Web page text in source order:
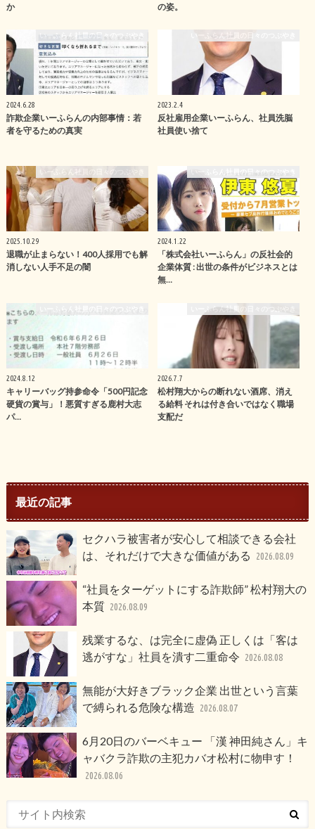
か
の姿。
いーふらん社員の日々のつぶやき
2024.6.28
詐欺企業いーふらんの内部事情：若
者を守るための真実
いーふらん社員の日々のつぶやき
2023.2.4
反社雇用企業いーふらん、社員洗脳
社員使い捨て
いーふらん社員の日々のつぶやき
2025.10.29
退職が止まらない！400人採用でも解
消しない人手不足の闇
いーふらん社員の日々のつぶやき
2024.1.22
「株式会社いーふらん」の反社会的
企業体質 : 出世の条件がビジネスとは
無…
いーふらん社員の日々のつぶやき
2024.8.12
キャリーバッグ持参命令「500円記念
硬貨の賞与」！悪質すぎる鹿村大志
パ…
いーふらん社員の日々のつぶやき
2026.7.7
松村翔大からの断れない酒席、消え
る給料 それは付き合いではなく職場
支配だ
最近の記事
セクハラ被害者が安心して相談できる会社
は、それだけで大きな価値がある
2026.08.09
“社員をターゲットにする詐欺師” 松村翔大の
本質 2026.08.09
残業するな、は完全に虚偽 正しくは「客は
逃がすな」社員を潰す二重命令 2026.08.08
無能が大好きブラック企業 出世という言葉
で縛られる危険な構造 2026.08.07
6月20日のバーベキュー 「漢 神田純さん」キ
ャバクラ詐欺の主犯カバオ松村に物申す！
2026.08.06